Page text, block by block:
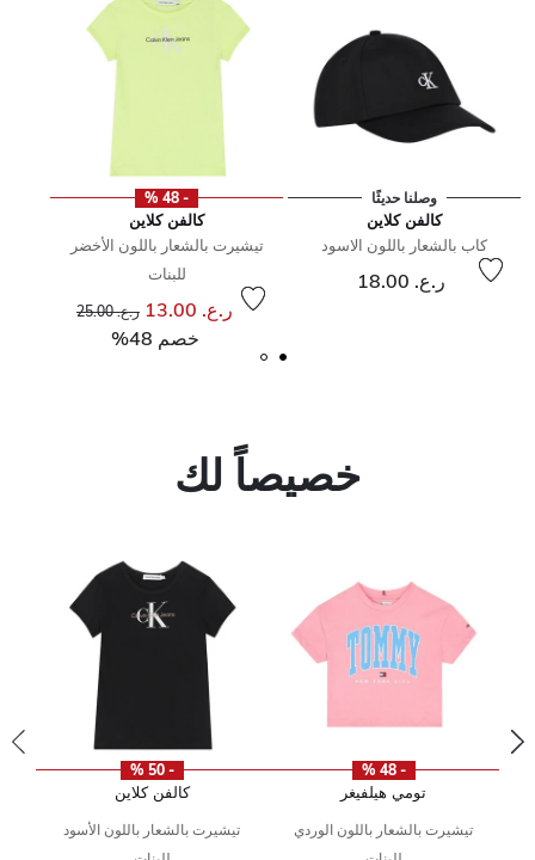
سعر مخفض من
إلى
وصلنا حديثًا
كالفن كلاين
كاب بالشعار باللون الاسود
ر.ع. 18.00
- 48 %
كالفن كلاين
تيشيرت بالشعار باللون الأخضر
للبنات
ر.ع. 13.00 ر.ع. 25.00
خصم 48%
خصيصاً لك
- 48 %
تومي هيلفيغر
تيشيرت بالشعار باللون الوردي
- 50 %
كالفن كلاين
تيشيرت بالشعار باللون الأسود